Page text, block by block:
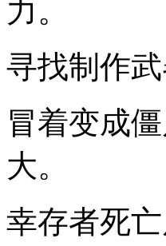
力。
寻找制作
冒着变成
大。
幸存者死